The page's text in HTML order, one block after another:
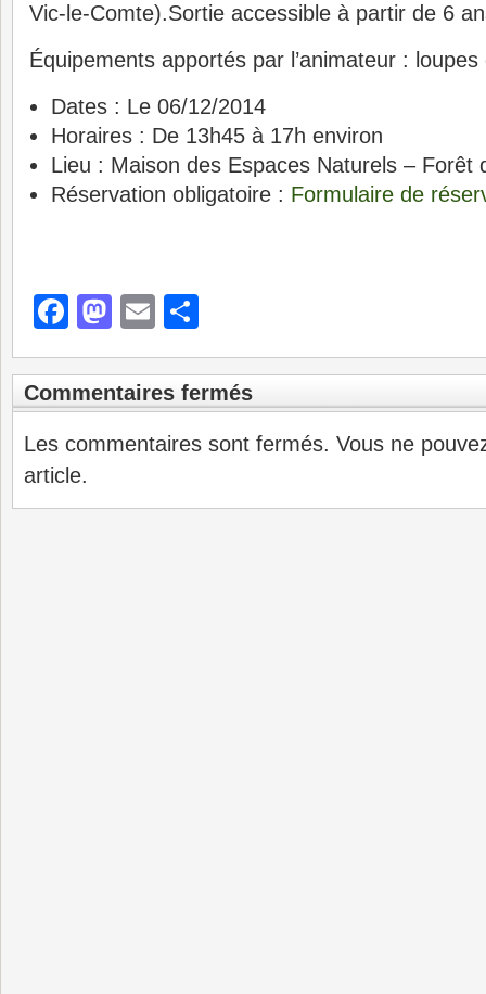
Vic-le-Comte).Sortie accessible à partir de 6
Équipements apportés par l’animateur :
Dates : Le 06/12/2014
Horaires : De 13h45 à 17h environ
Lieu : Maison des Espaces Naturels – Forêt
Réservation obligatoire : Formulaire de
Facebook
Mastodon
Email
Commentaires fermés
Les commentaires sont fermés. Vous ne
article.